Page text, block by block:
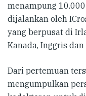
menampung
dijalankan oleh
yang berpusat di
Kanada, Inggris dan
Dari pertemuan
mengumpulkan